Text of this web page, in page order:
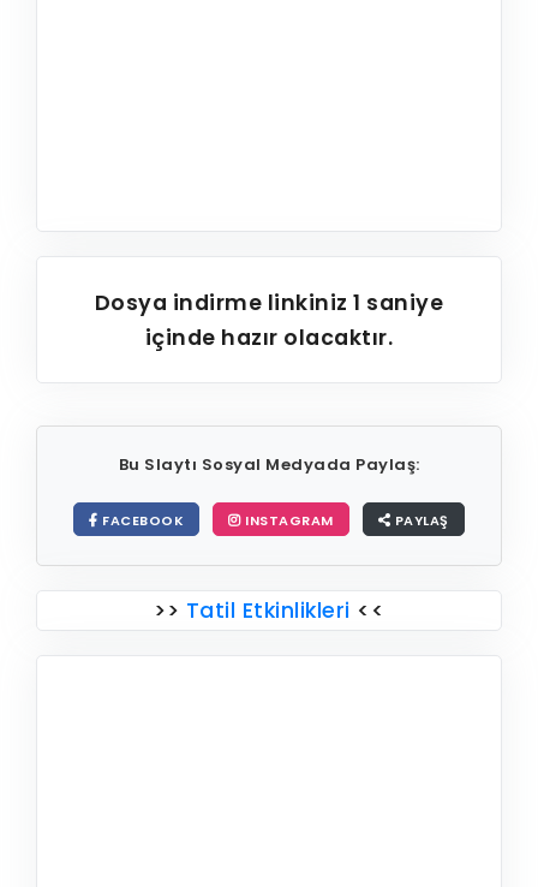
Dosya indirme linkiniz1 saniye
içinde hazır olacaktır.
Bu Slaytı Sosyal Medyada Paylaş:
FACEBOOK INSTAGRAM PAYLAŞ
>> Tatil Etkinlikleri <<